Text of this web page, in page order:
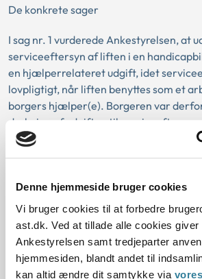
Denne hjemmeside bruger cookies
Vi bruger cookies til at forbedre
ast.dk. Ved at tillade alle cookies
Ankestyrelsen samt tredjeparter
hjemmesiden, blandt andet til
kan altid ændre dit samtykke via
De konkrete sager
I sag nr. 1 vurderede Ankestyrelsen, at
serviceeftersyn af liften i en
en hjælperrelateret udgift, idet
lovpligtigt, når liften benyttes som et
borgers hjælper(e). Borgeren var
dækning af udgiften til serviceeftersyn
servicelovens § 96 og
lovpligtigt serviceeftersyn af liften i en
dækkes som en merudgift, idet der i
gjort udtømmende op med, hvad der
så vidt angår særlig indretning.
berettiget til dækning af udgiften til